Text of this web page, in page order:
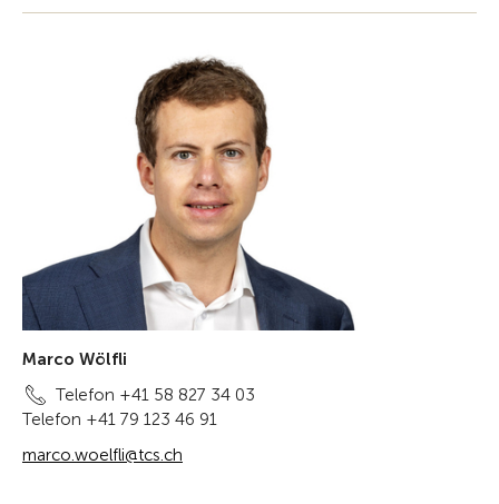
Marco Wölfli
Telefon +41 58 827 34 03
Telefon +41 79 123 46 91
marco.woelfli@tcs.ch